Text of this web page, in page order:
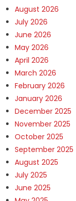
August 2026
July 2026
June 2026
May 2026
April 2026
March 2026
February 2026
January 2026
December 2025
November 2025
October 2025
September 2025
August 2025
July 2025
June 2025